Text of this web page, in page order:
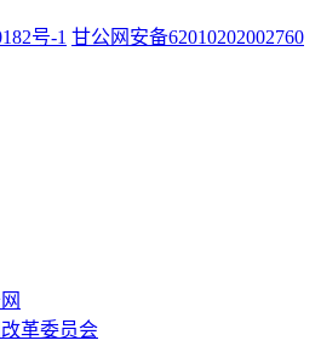
号-1 甘公网安备62010202002760
革委员会